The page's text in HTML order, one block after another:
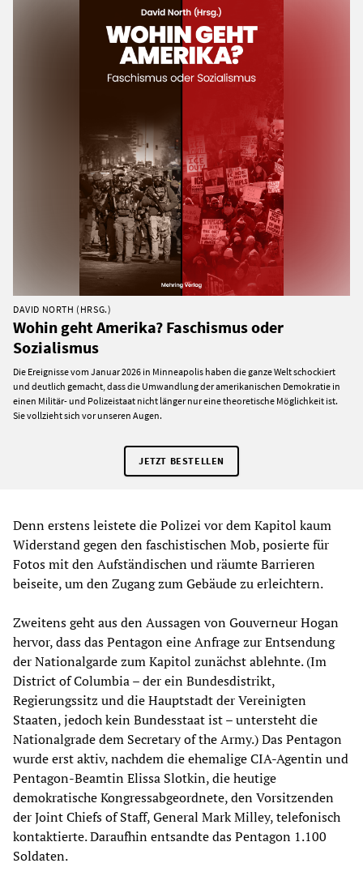
DAVID NORTH (HRSG.)
Wohin geht Amerika? Faschismus oder
Sozialismus
Die Ereignisse vom Januar 2026 in Minneapolis haben die ganze Welt schockiert
und deutlich gemacht, dass die Umwandlung der amerikanischen Demokratie in
einen Militär- und Polizeistaat nicht länger nur eine theoretische Möglichkeit ist.
Sie vollzieht sich vor unseren Augen.
JETZT BESTELLEN
Denn erstens leistete die Polizei vor dem Kapitol kaum
Widerstand gegen den faschistischen Mob, posierte für
Fotos mit den Aufständischen und räumte Barrieren
beiseite, um den Zugang zum Gebäude zu erleichtern.
Zweitens geht aus den Aussagen von Gouverneur Hogan
hervor, dass das Pentagon eine Anfrage zur Entsendung
der Nationalgarde zum Kapitol zunächst ablehnte. (Im
District of Columbia – der ein Bundesdistrikt,
Regierungssitz und die Hauptstadt der Vereinigten
Staaten, jedoch kein Bundesstaat ist – untersteht die
Nationalgrade dem Secretary of the Army.) Das Pentagon
wurde erst aktiv, nachdem die ehemalige CIA-Agentin und
Pentagon-Beamtin Elissa Slotkin, die heutige
demokratische Kongressabgeordnete, den Vorsitzenden
der Joint Chiefs of Staff, General Mark Milley, telefonisch
kontaktierte. Daraufhin entsandte das Pentagon 1.100
Soldaten.